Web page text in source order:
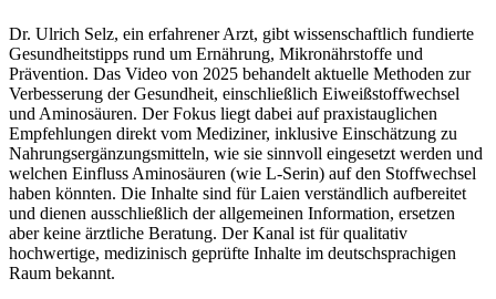
Dr. Ulrich Selz, ein erfahrener Arzt, gibt wissenschaftlich fundierte
Gesundheitstipps rund um Ernährung, Mikronährstoffe und
Prävention. Das Video von 2025 behandelt aktuelle Methoden zur
Verbesserung der Gesundheit, einschließlich Eiweißstoffwechsel
und Aminosäuren. Der Fokus liegt dabei auf praxistauglichen
Empfehlungen direkt vom Mediziner, inklusive Einschätzung zu
Nahrungsergänzungsmitteln, wie sie sinnvoll eingesetzt werden und
welchen Einfluss Aminosäuren (wie L-Serin) auf den Stoffwechsel
haben könnten. Die Inhalte sind für Laien verständlich aufbereitet
und dienen ausschließlich der allgemeinen Information, ersetzen
aber keine ärztliche Beratung. Der Kanal ist für qualitativ
hochwertige, medizinisch geprüfte Inhalte im deutschsprachigen
Raum bekannt.